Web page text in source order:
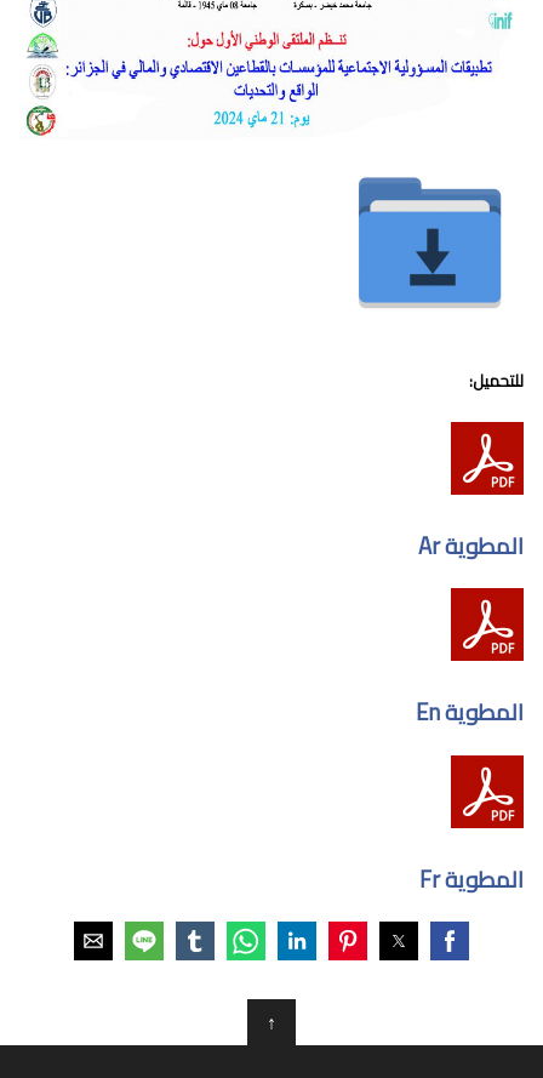
للتحميل:
المطوية Ar
المطوية En
المطوية Fr
↑